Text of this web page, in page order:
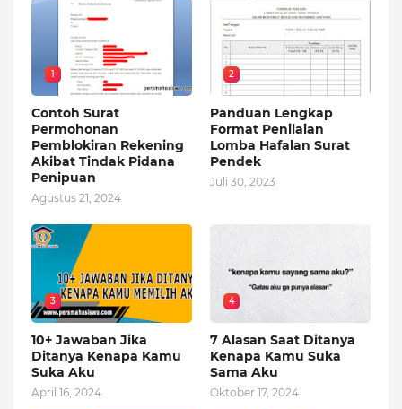
1
Contoh Surat
Permohonan
Pemblokiran Rekening
Akibat Tindak Pidana
Penipuan
Agustus 21, 2024
2
Panduan Lengkap
Format Penilaian
Lomba Hafalan Surat
Pendek
Juli 30, 2023
3
10+ Jawaban Jika
Ditanya Kenapa Kamu
Suka Aku
April 16, 2024
4
7 Alasan Saat Ditanya
Kenapa Kamu Suka
Sama Aku
Oktober 17, 2024